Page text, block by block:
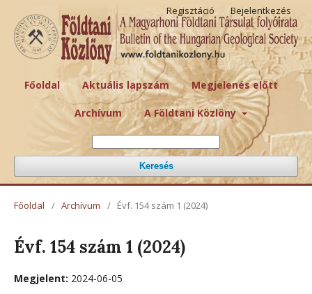
Főoldal Aktuális lapszám Megjelenés előtt
Archívum A Földtani Közlöny
Keresés
Regisztáció Bejelentkezés
Főoldal / Archívum / Évf. 154 szám 1 (2024)
Évf. 154 szám 1 (2024)
Megjelent: 2024-06-05